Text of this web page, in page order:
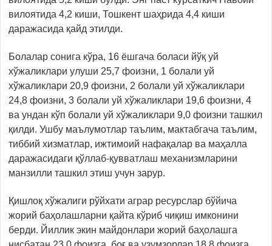
вилоятида 4,2 киши, Тошкент шаҳрида 4,4 киши
даражасида қайд этилди.
Болалар сонига кўра, 16 ёшгача боласи йўқ уй
хўжаликлари улуши 25,7 фоизни, 1 болали уй
хўжаликлари 20,9 фоизни, 2 болали уй хўжаликлари
24,8 фоизни, 3 болали уй хўжаликлари 19,6 фоизни, 4
ва ундан кўп болали уй хўжаликлари 9,0 фоизни ташкил
қилди. Ушбу маълумотлар таълим, мактабгача таълим,
тиббий хизматлар, ижтимоий нафақалар ва маҳалла
даражасидаги қўллаб-қувватлаш механизмларини
манзилли ташкил этиш учун зарур.
Қишлоқ хўжалиги рўйхати аграр ресурслар бўйича
жорий баҳолашларни қайта кўриб чиқиш имконини
берди. Йиллик экин майдонлари жорий баҳолашга